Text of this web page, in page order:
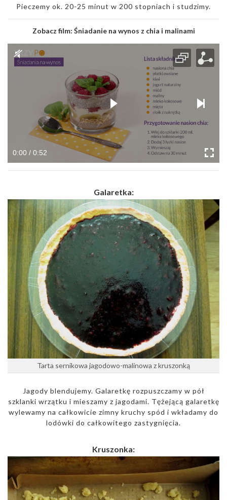
Pieczemy ok. 20-25 minut w 200 stopniach i studzimy.
Zobacz film: Śniadanie na wynos z chia i malinami
0:00 / 0:52
Galaretka:
Tarta sernikowa jagodowo-malinowa z kruszonką
Jagody blendujemy. Galaretkę rozpuszczamy w pół
szklanki wrzątku i mieszamy z jagodami. Tężejącą galaretkę
wylewamy na całkowicie zimny kruchy spód i wkładamy do
lodówki do całkowitego zastygnięcia.
Kruszonka: